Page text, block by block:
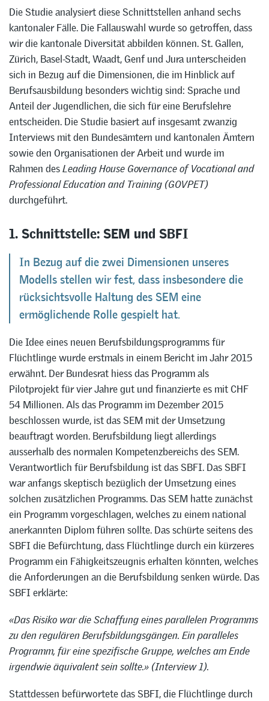
Die Studie analysiert diese Schnittstellen anhand sechs
kantonaler Fälle. Die Fallauswahl wurde so getroffen, dass
wir die kantonale Diversität abbilden können. St. Gallen,
Zürich, Basel-Stadt, Waadt, Genf und Jura unterscheiden
sich in Bezug auf die Dimensionen, die im Hinblick auf
Berufsausbildung besonders wichtig sind: Sprache und
Anteil der Jugendlichen, die sich für eine Berufslehre
entscheiden. Die Studie basiert auf insgesamt zwanzig
Interviews mit den Bundesämtern und kantonalen Ämtern
sowie den Organisationen der Arbeit und wurde im
Rahmen desLeading House Governance of Vocational and
Professional Education and Training (GOVPET)
durchgeführt.
1. Schnittstelle: SEM und SBFI
In Bezug auf die zwei Dimensionen unseres
Modells stellen wir fest, dass insbesondere die
rücksichtsvolle Haltung des SEM eine
ermöglichende Rolle gespielt hat.
Die Idee eines neuen Berufsbildungsprogramms für
Flüchtlinge wurde erstmals in einem Bericht im Jahr 2015
erwähnt. Der Bundesrat hiess das Programm als
Pilotprojekt für vier Jahre gut und finanzierte es mit CHF
54 Millionen. Als das Programm im Dezember 2015
beschlossen wurde, ist das SEM mit der Umsetzung
beauftragt worden. Berufsbildung liegt allerdings
ausserhalb des normalen Kompetenzbereichs des SEM.
Verantwortlich für Berufsbildung ist das SBFI. Das SBFI
war anfangs skeptisch bezüglich der Umsetzung eines
solchen zusätzlichen Programms. Das SEM hatte zunächst
ein Programm vorgeschlagen, welches zu einem national
anerkannten Diplom führen sollte. Das schürte seitens des
SBFI die Befürchtung, dass Flüchtlinge durch ein kürzeres
Programm ein Fähigkeitszeugnis erhalten könnten, welches
die Anforderungen an die Berufsbildung senken würde. Das
SBFI erklärte:
«Das Risiko war die Schaffung eines parallelen Programms
zu den regulären Berufsbildungsgängen. Ein paralleles
Programm, für eine spezifische Gruppe, welches am Ende
irgendwie äquivalent sein sollte.» (Interview 1).
Stattdessen befürwortete das SBFI, die Flüchtlinge durch